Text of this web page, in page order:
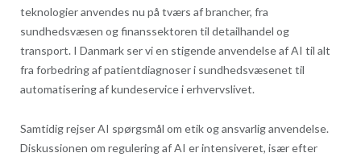
teknologier anvendes nu på tværs af brancher, fra
sundhedsvæsen og finanssektoren til detailhandel og
transport. I Danmark ser vi en stigende anvendelse af AI til alt
fra forbedring af patientdiagnoser i sundhedsvæsenet til
automatisering af kundeservice i erhvervslivet.
Samtidig rejser AI spørgsmål om etik og ansvarlig anvendelse.
Diskussionen om regulering af AI er intensiveret, især efter